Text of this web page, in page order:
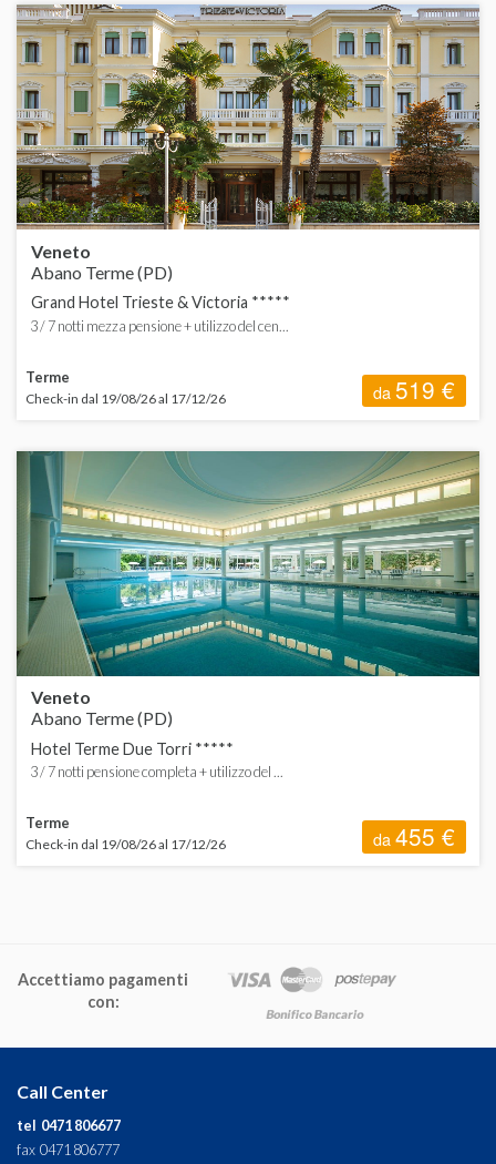
Veneto
Abano Terme (PD)
Grand Hotel Trieste & Victoria *****
3 / 7 notti mezza pensione + utilizzo del cen...
Terme
Check-in dal 19/08/26 al 17/12/26 da519 €
Veneto
Abano Terme (PD)
Hotel Terme Due Torri *****
3 / 7 notti pensione completa + utilizzo del ...
Terme
Check-in dal 19/08/26 al 17/12/26 da455 €
Accettiamo pagamenti
con:
Call Center
tel 0471 806677
fax 0471 806777